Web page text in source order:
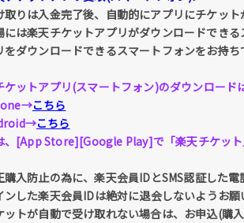
取りは入金完了後、自動的にアプリにチケット
は楽天チケットアプリがダウンロードできる
をダウンロードできるスマートフォンをお持
ケットアプリ(スマートフォン)のダウンロード
こちら
こちら
、[App Store][Google Play]で「楽天チケット
入防止の為に、楽天会員IDとSMS認証した電
ンした楽天会員IDは絶対に退会しないようお願
トが自動で受け取れない場合は、お申込(購